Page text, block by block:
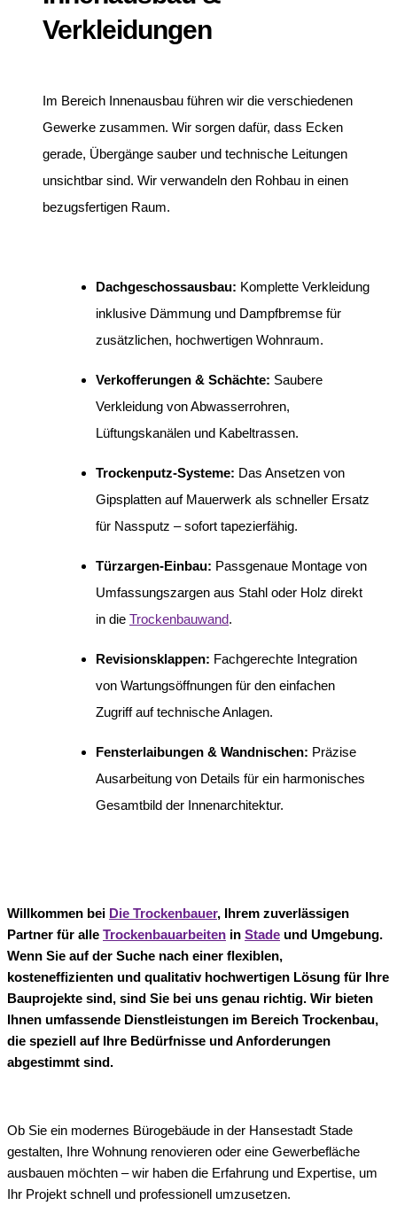
Verkleidungen
Im Bereich Innenausbau führen wir die verschiedenen
Gewerke zusammen. Wir sorgen dafür, dass Ecken
gerade, Übergänge sauber und technische Leitungen
unsichtbar sind. Wir verwandeln den Rohbau in einen
bezugsfertigen Raum.
Dachgeschossausbau: Komplette Verkleidung
inklusive Dämmung und Dampfbremse für
zusätzlichen, hochwertigen Wohnraum.
Verkofferungen & Schächte: Saubere
Verkleidung von Abwasserrohren,
Lüftungskanälen und Kabeltrassen.
Trockenputz-Systeme: Das Ansetzen von
Gipsplatten auf Mauerwerk als schneller Ersatz
für Nassputz – sofort tapezierfähig.
Türzargen-Einbau: Passgenaue Montage von
Umfassungszargen aus Stahl oder Holz direkt
in die Trockenbauwand.
Revisionsklappen: Fachgerechte Integration
von Wartungsöffnungen für den einfachen
Zugriff auf technische Anlagen.
Fensterlaibungen & Wandnischen: Präzise
Ausarbeitung von Details für ein harmonisches
Gesamtbild der Innenarchitektur.
Willkommen bei Die Trockenbauer, Ihrem zuverlässigen
Partner für alle Trockenbauarbeiten in Stade und Umgebung.
Wenn Sie auf der Suche nach einer flexiblen,
kosteneffizienten und qualitativ hochwertigen Lösung für Ihre
Bauprojekte sind, sind Sie bei uns genau richtig. Wir bieten
Ihnen umfassende Dienstleistungen im Bereich Trockenbau,
die speziell auf Ihre Bedürfnisse und Anforderungen
abgestimmt sind.
Ob Sie ein modernes Bürogebäude in der Hansestadt Stade
gestalten, Ihre Wohnung renovieren oder eine Gewerbefläche
ausbauen möchten – wir haben die Erfahrung und Expertise, um
Ihr Projekt schnell und professionell umzusetzen.